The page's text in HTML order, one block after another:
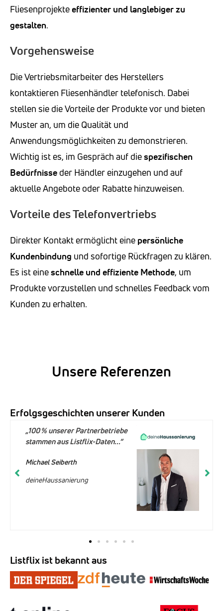
Fliesenprojekteeffizienter und langlebiger zu
gestalten.
Vorgehensweise
Die Vertriebsmitarbeiter des Herstellers
kontaktieren Fliesenhändler telefonisch. Dabei
stellen sie die Vorteile der Produkte vor und bieten
Muster an, um die Qualität und
Anwendungsmöglichkeiten zu demonstrieren.
Wichtig ist es, im Gespräch auf diespezifischen
Bedürfnisseder Händler einzugehen und auf
aktuelle Angebote oder Rabatte hinzuweisen.
Vorteile des Telefonvertriebs
Direkter Kontakt ermöglicht eine persönliche
Kundenbindung und sofortige Rückfragen zu klären.
Es ist eineschnelle und effiziente Methode, um
Produkte vorzustellen und schnelles Feedback vom
Kunden zu erhalten.
Unsere Referenzen
Erfolgsgeschichten unserer Kunden
„100 % unserer Partnerbetriebe
stammen aus Listflix-Daten...“
Michael Seiberth
deineHaussanierung
Listflix ist bekannt aus